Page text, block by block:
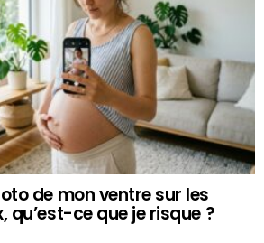
de mon ventre sur les
qu’est-ce que je risque ?